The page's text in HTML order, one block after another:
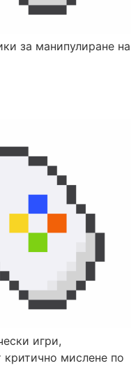
за манипулиране на
игри,
критично мислене по